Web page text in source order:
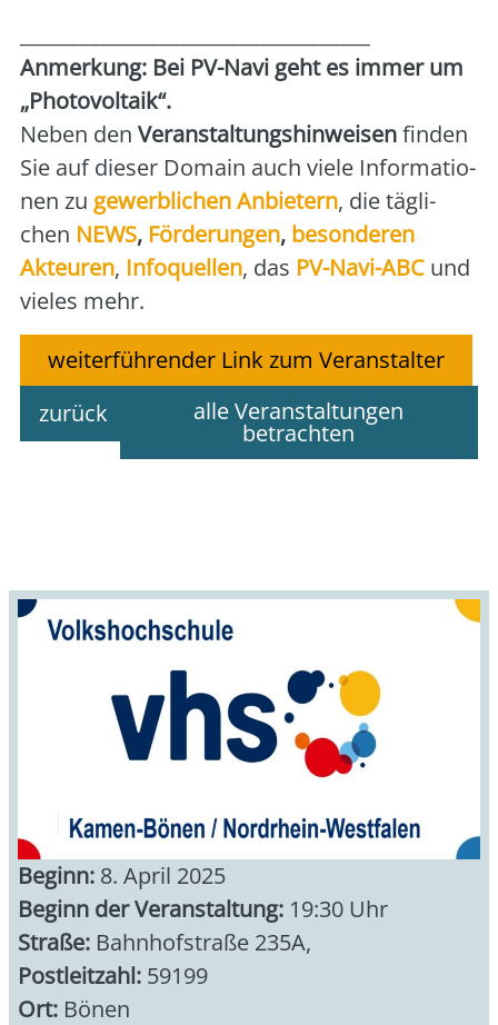
Anmer­kung: Bei PV-Navi geht es immer um
„Pho­to­vol­ta­ik“.
Neben den Ver­an­stal­tungs­hin­wei­senfin­den
Sie auf die­ser Domain auch vie­le Infor­ma­tio­
nen zu gewerb­li­chen Anbie­tern, die täg­li­
chen NEWS, För­de­run­gen, beson­de­ren
Akteu­ren, Info­quel­len, das PV-Navi-ABC und
vie­les mehr.
weiterführender Link zum Veranstalter
zurück
alle Veranstaltungen
betrachten
Beginn: 8. April 2025
Beginn der Veranstaltung: 19:30 Uhr
Straße: Bahnhofstraße 235A,
Postleitzahl: 59199
Ort: Bönen